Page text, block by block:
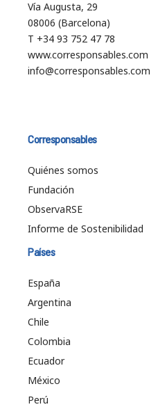
Vía Augusta, 29
08006 (Barcelona)
T +34 93 752 47 78
www.corresponsables.com
info@corresponsables.com
Corresponsables
Quiénes somos
Fundación
ObservaRSE
Informe de Sostenibilidad
Países
España
Argentina
Chile
Colombia
Ecuador
México
Perú